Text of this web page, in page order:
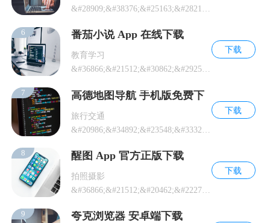
6 番茄小说 App 在线下载
教育学习
&#36866;&#21512;&#30862;&#29255;&#26102;&#38388;&#38405;&#35
下载
7 高德地图导航 手机版免费下
旅行交通
下载
8 醒图 App 官方正版下载
拍照摄影
下载
9 夸克浏览器 安卓端下载